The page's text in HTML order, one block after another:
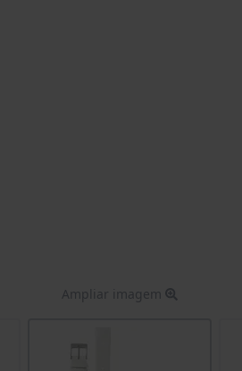
Ampliar imagem